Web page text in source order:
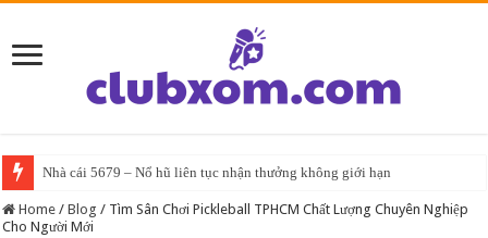
Nhà cái 5679 – Nổ hũ liên tục nhận thưởng không giới hạn
Home / Blog / Tìm Sân Chơi Pickleball TPHCM Chất Lượng Chuyên Nghiệp
Cho Người Mới